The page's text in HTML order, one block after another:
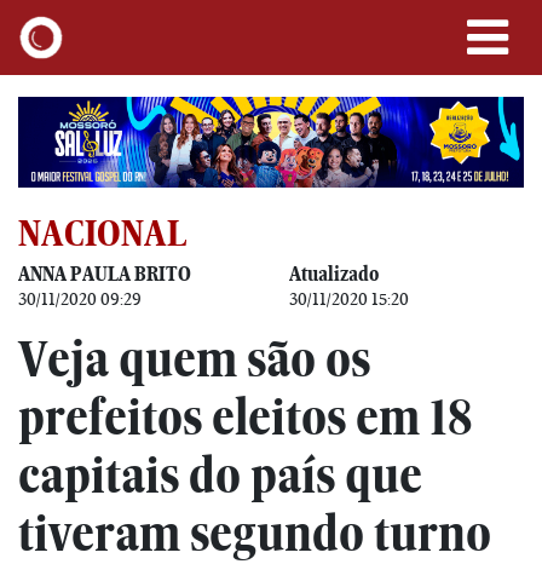
NACIONAL
ANNA PAULA BRITO
30/11/2020 09:29
Atualizado
30/11/2020 15:20
Veja quem são os
prefeitos eleitos em 18
capitais do país que
tiveram segundo turno